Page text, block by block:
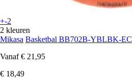
+-2
2 kleuren
Mikasa Basketbal BB702B-YBLBK-EC
Vanaf € 21,95
€ 18,49